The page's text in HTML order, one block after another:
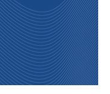
du Roi
Sublime Porte
demeure pour
plus que floue.
ces Contes des
Par delà les récit
vaste mouvement
un intérêt